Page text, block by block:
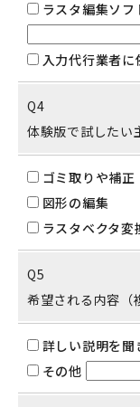
ラスタ編集ソ
入力代行業者に
Q4
体験版で試したい
ゴミ取りや補正
図形の編集
ラスタベクタ変
Q5
希望される内容（
詳しい説明を聞
その他